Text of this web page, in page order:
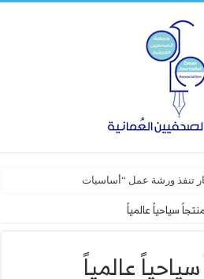
تنفذ ورشة عمل “أساسيات التصميم”
سياحياً عالمياً
عالمياً